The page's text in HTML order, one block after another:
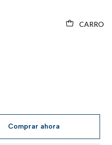
CARRO
Comprar ahora